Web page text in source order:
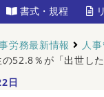
書式・規程
労務最新情報 人
52.8％が「出世し
日